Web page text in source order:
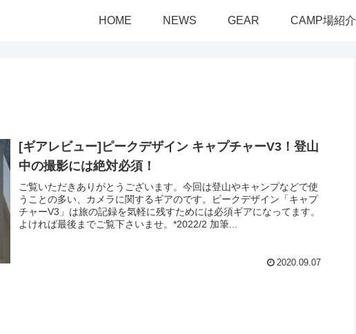
HOME NEWS GEAR CAMP場紹介
[ギアレビュー]ピークデザイン キャプチャーV3！登山
中の撮影には絶対必須！
ご覧いただきありがとうございます。今回は登山やキャンプなどで使
うことの多い、カメラに関するギアのです。ピークデザイン「キャプ
チャーV3」は旅の記録を気軽に残すためには必須ギアになってます。
よければ最後までご覧下さいませ。*2022/2 加筆...
2020.09.07